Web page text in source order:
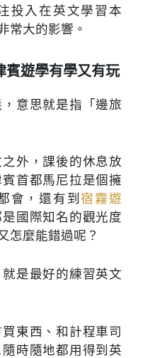
投入在英文學習本
常大的影響。
賓遊學有學又有玩
意思就是指「邊旅
外，課後的休息放
首都馬尼拉是個擁
會，還有到宿霧遊
國際知名的觀光度
怎麼能錯過呢？
是最好的練習英文
東西、和計程車司
時隨地都用得到英